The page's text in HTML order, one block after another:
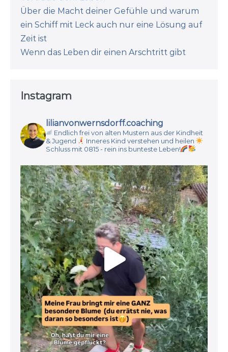
Über die Macht deiner Gefühle und warum
ein Schiff mit Leck auch nur eine Lösung auf
Zeit ist
Wenn das Leben dir einen Arschtritt gibt
Instagram
lilianvonwernsdorff.coaching
Endlich frei von alten Mustern aus der Kindheit
& Jugend
Inneres Kind verstehen und heilen
Schluss mit 0815 - rein ins bunteste Leben!